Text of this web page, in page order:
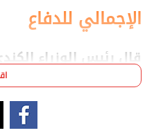
الإجمالي للدفاع
قال رئيس الوزراء
الدفاع داخل حلف شمال
تدريجياً من الولايات
الأوروبية، مصرحا بأن